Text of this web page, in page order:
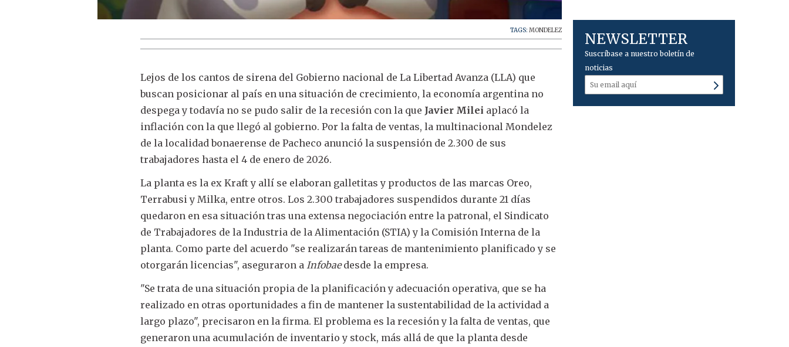
TAGS:MONDELEZ
Lejos de los cantos de sirena del Gobierno nacional de La Libertad Avanza (LLA) que
buscan posicionar al país en una situación de crecimiento, la economía argentina no
despega y todavía no se pudo salir de la recesión con la que Javier Milei aplacó la
inflación con la que llegó al gobierno. Por la falta de ventas, la multinacional Mondelez
de la localidad bonaerense de Pacheco anunció la suspensión de 2.300 de sus
trabajadores hasta el 4 de enero de 2026.
La planta es la ex Kraft y allí se elaboran galletitas y productos de las marcas Oreo,
Terrabusi y Milka, entre otros. Los 2.300 trabajadores suspendidos durante 21 días
quedaron en esa situación tras una extensa negociación entre la patronal, el Sindicato
de Trabajadores de la Industria de la Alimentación (STIA) y la Comisión Interna de la
planta. Como parte del acuerdo "se realizarán tareas de mantenimiento planificado y se
otorgarán licencias", aseguraron a Infobaedesde la empresa.
"Se trata de una situación propia de la planificación y adecuación operativa, que se ha
realizado en otras oportunidades a fin de mantener la sustentabilidad de la actividad a
largo plazo", precisaron en la firma. El problema es la recesión y la falta de ventas, que
generaron una acumulación de inventario y stock, más allá de que la planta desde
NEWSLETTER
Suscríbase a nuestro boletín de
noticias